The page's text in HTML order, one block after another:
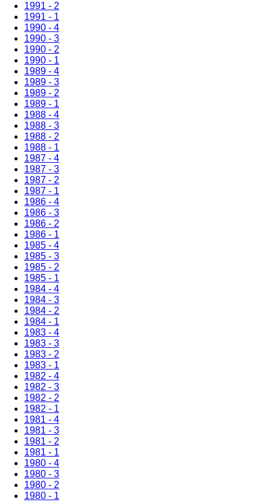
1991 - 2
1991 - 1
1990 - 4
1990 - 3
1990 - 2
1990 - 1
1989 - 4
1989 - 3
1989 - 2
1989 - 1
1988 - 4
1988 - 3
1988 - 2
1988 - 1
1987 - 4
1987 - 3
1987 - 2
1987 - 1
1986 - 4
1986 - 3
1986 - 2
1986 - 1
1985 - 4
1985 - 3
1985 - 2
1985 - 1
1984 - 4
1984 - 3
1984 - 2
1984 - 1
1983 - 4
1983 - 3
1983 - 2
1983 - 1
1982 - 4
1982 - 3
1982 - 2
1982 - 1
1981 - 4
1981 - 3
1981 - 2
1981 - 1
1980 - 4
1980 - 3
1980 - 2
1980 - 1